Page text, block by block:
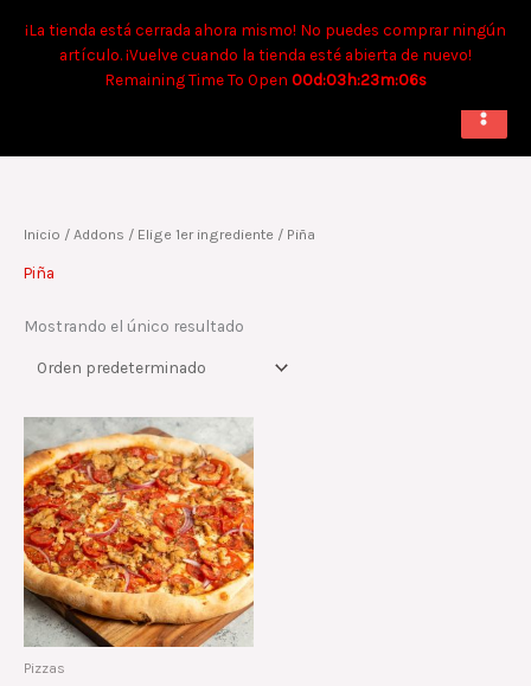
¡La tienda está cerrada ahora mismo! No puedes comprar ningún
artículo. ¡Vuelve cuando la tienda esté abierta de nuevo!
Remaining Time To Open 00d:03h:23m:06s
Tiempo aproximado para envíos a domicilio: 90 min. Para retiro:
40 min.
contenido
Inicio / Addons / Elige 1er ingrediente / Piña
Piña
Mostrando el único resultado
Pizzas
Este
producto
tiene
múltiples
variantes.
Las
opciones
se
pueden
elegir